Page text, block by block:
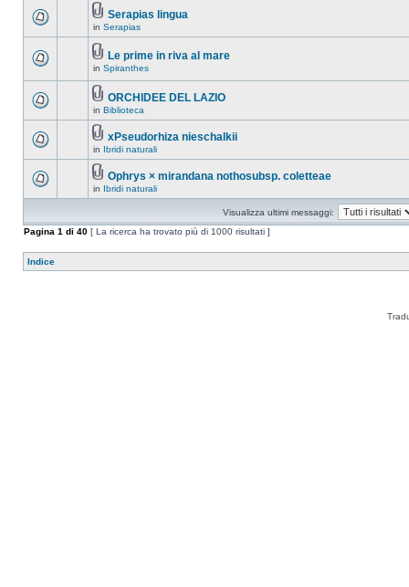
Serapias lingua
in Serapias
Le prime in riva al mare
in Spiranthes
ORCHIDEE DEL LAZIO
in Biblioteca
xPseudorhiza nieschalkii
in Ibridi naturali
Ophrys × mirandana nothosubsp. coletteae
in Ibridi naturali
Visualizza ultimi messaggi:
Pagina 1 di 40 [ La ricerca ha trovato più di 1000 risultati ]
Indice